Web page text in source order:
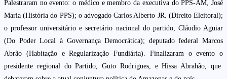
Palestraram no evento: o médico e membro da executiva do PPS-AM, José
Maria (História do PPS); o advogado Carlos Alberto JR. (Direito Eleitoral);
o professor universitário e secretário nacional do partido, Cláudio Aguiar
(Do Poder Local à Governança Democrática); deputado federal Marcos
Abrão (Habitação e Regularização Fundiária). Finalizaram o evento o
presidente regional do Partido, Guto Rodrigues, e Hissa Abrahão, que